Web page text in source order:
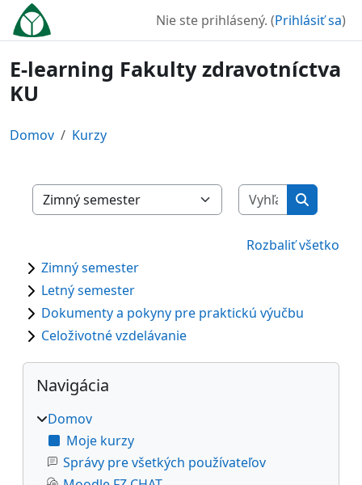
Preskočiť na hlavný obsah
Nie ste prihlásený. (Prihlásiť sa)
E-learning Fakulty zdravotníctva
KU
Domov Kurzy
Kategórie kurzov
Vyhľadať
Vyhľadať
Rozbaliť všetko
Zimný semester
Letný semester
Dokumenty a pokyny pre praktickú výučbu
Celoživotné vzdelávanie
Bloky
Preskočiť Navigácia
Navigácia
Domov
Moje kurzy
Správy pre všetkých používateľov